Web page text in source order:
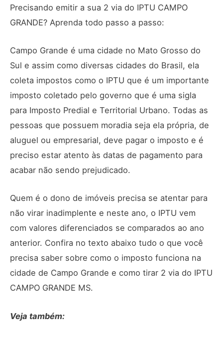
Precisando emitir a sua 2 via do IPTU CAMPO
GRANDE? Aprenda todo passo a passo:
Campo Grande é uma cidade no Mato Grosso do
Sul e assim como diversas cidades do Brasil, ela
coleta impostos como o IPTU que é um importante
imposto coletado pelo governo que é uma sigla
para Imposto Predial e Territorial Urbano. Todas as
pessoas que possuem moradia seja ela própria, de
aluguel ou empresarial, deve pagar o imposto e é
preciso estar atento às datas de pagamento para
acabar não sendo prejudicado.
Quem é o dono de imóveis precisa se atentar para
não virar inadimplente e neste ano, o IPTU vem
com valores diferenciados se comparados ao ano
anterior. Confira no texto abaixo tudo o que você
precisa saber sobre como o imposto funciona na
cidade de Campo Grande e como tirar 2 via do IPTU
CAMPO GRANDE MS.
Veja também: